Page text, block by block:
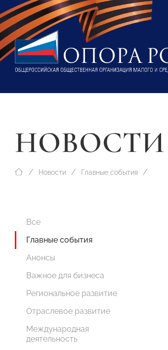
НОВОСТИ
Новости Главные события
Все
Главные события
Анонсы
Важное для бизнеса
Региональное развитие
Отраслевое развитие
Международная
деятельность